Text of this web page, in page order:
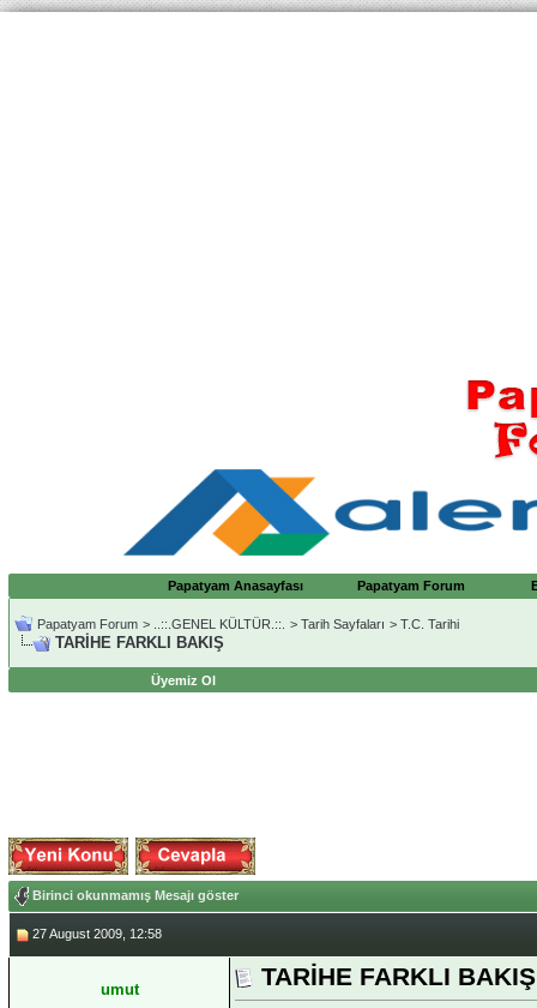
Papatyam Anasayfası Papatyam Forum
Papatyam Forum > ..::.GENEL KÜLTÜR.::. > Tarih Sayfaları > T.C. Tarihi
TARİHE FARKLI BAKIŞ
Üyemiz Ol
Birinci okunmamış Mesajı göster
27 August 2009, 12:58
umut TARİHE FARKLI BAKIŞ